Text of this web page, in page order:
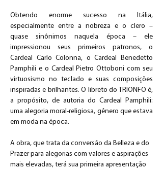
Obtendo enorme sucesso na Itália,
especialmente entre a nobreza e o clero –
quase sinônimos naquela época – ele
impressionou seus primeiros patronos, o
Cardeal Carlo Colonna, o Cardeal Benedetto
Pamphili e o Cardeal Pietro Ottoboni com seu
virtuosismo no teclado e suas composições
inspiradas e brilhantes. O libreto do TRIONFO é,
a propósito, de autoria do Cardeal Pamphili:
uma alegoria moral-religiosa, gênero que estava
em moda na época.
A obra, que trata da conversão da Belleza e do
Prazer para alegorias com valores e aspirações
mais elevadas, terá sua primeira apresentação